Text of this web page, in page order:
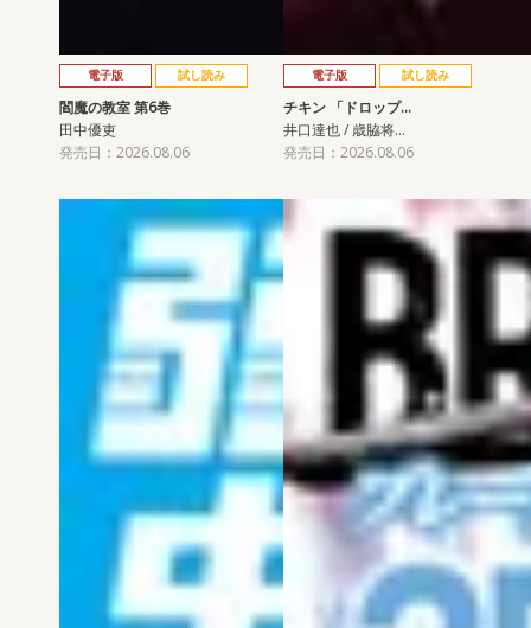
電子版 試し読み
閻魔の教室 第6巻
田中優吏
発売日：2026.08.06
電子版 試し読み
チキン 「ドロップ…
井口達也 / 歳脇将…
発売日：2026.08.06